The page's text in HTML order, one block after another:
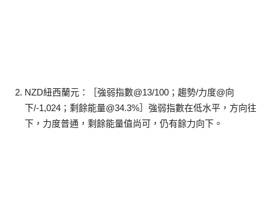
NZD紐西蘭元：［強弱指數@13/100；趨勢/力度@向
下/-1,024；剩餘能量@34.3%］強弱指數在低水平，方向往
下，力度普通，剩餘能量值尚可，仍有餘力向下。